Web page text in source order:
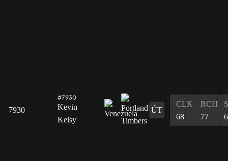
7930
#7930
Kevin
Kelsy
ÚT
CLK
68
RCH
77